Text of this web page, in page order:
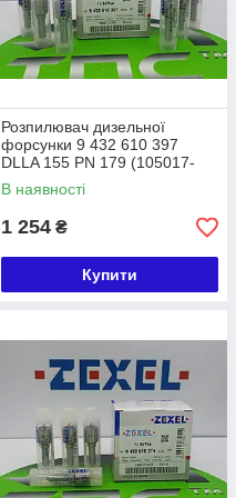
Розпилювач дизельної
форсунки 9 432 610 397
DLLA 155 PN 179 (105017-
1790) ZEXEL
В наявності
1 254 ₴
Купити